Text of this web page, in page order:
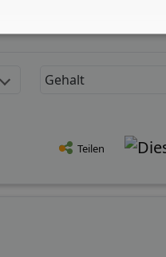
Gehalt
Teilen